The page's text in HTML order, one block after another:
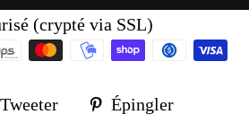
(crypté via SSL)
Tweeter
TweeterÉpingler